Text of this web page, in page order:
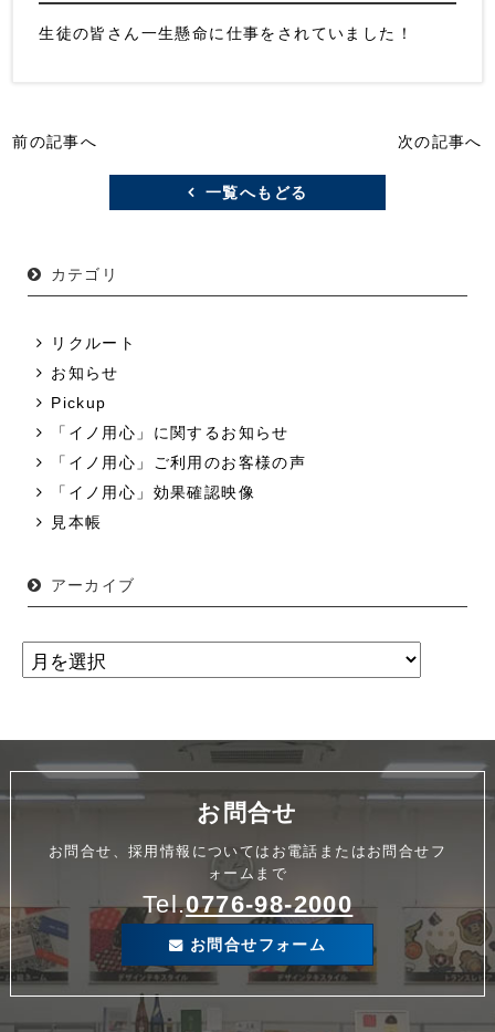
生徒の皆さん一生懸命に仕事をされていました！
前の記事へ 次の記事へ
一覧へもどる
カテゴリ
リクルート
お知らせ
Pickup
「イノ用心」に関するお知らせ
「イノ用心」ご利用のお客様の声
「イノ用心」効果確認映像
見本帳
アーカイブ
お問合せ
お問合せ、採用情報についてはお電話またはお問合せフ
ォームまで
Tel.0776-98-2000
お問合せフォーム